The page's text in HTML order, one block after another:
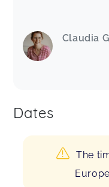
Claudia
Dates
The